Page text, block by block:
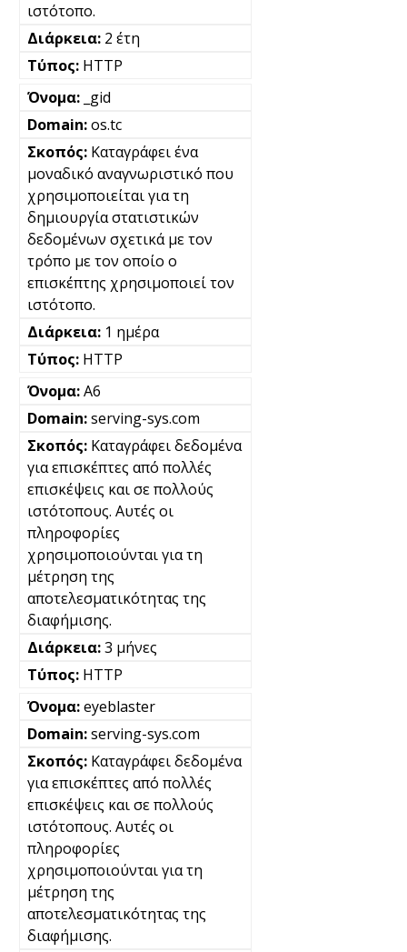
ιστότοπο.
2 έτη
HTTP
_gid
os.tc
Καταγράφει ένα
μοναδικό αναγνωριστικό που
χρησιμοποιείται για τη
δημιουργία στατιστικών
δεδομένων σχετικά με τον
τρόπο με τον οποίο ο
επισκέπτης χρησιμοποιεί τον
ιστότοπο.
1 ημέρα
HTTP
A6
serving-sys.com
Καταγράφει δεδομένα
για επισκέπτες από πολλές
επισκέψεις και σε πολλούς
ιστότοπους. Αυτές οι
πληροφορίες
χρησιμοποιούνται για τη
μέτρηση της
αποτελεσματικότητας της
διαφήμισης.
3 μήνες
HTTP
eyeblaster
serving-sys.com
Καταγράφει δεδομένα
για επισκέπτες από πολλές
επισκέψεις και σε πολλούς
ιστότοπους. Αυτές οι
πληροφορίες
χρησιμοποιούνται για τη
μέτρηση της
αποτελεσματικότητας της
διαφήμισης.